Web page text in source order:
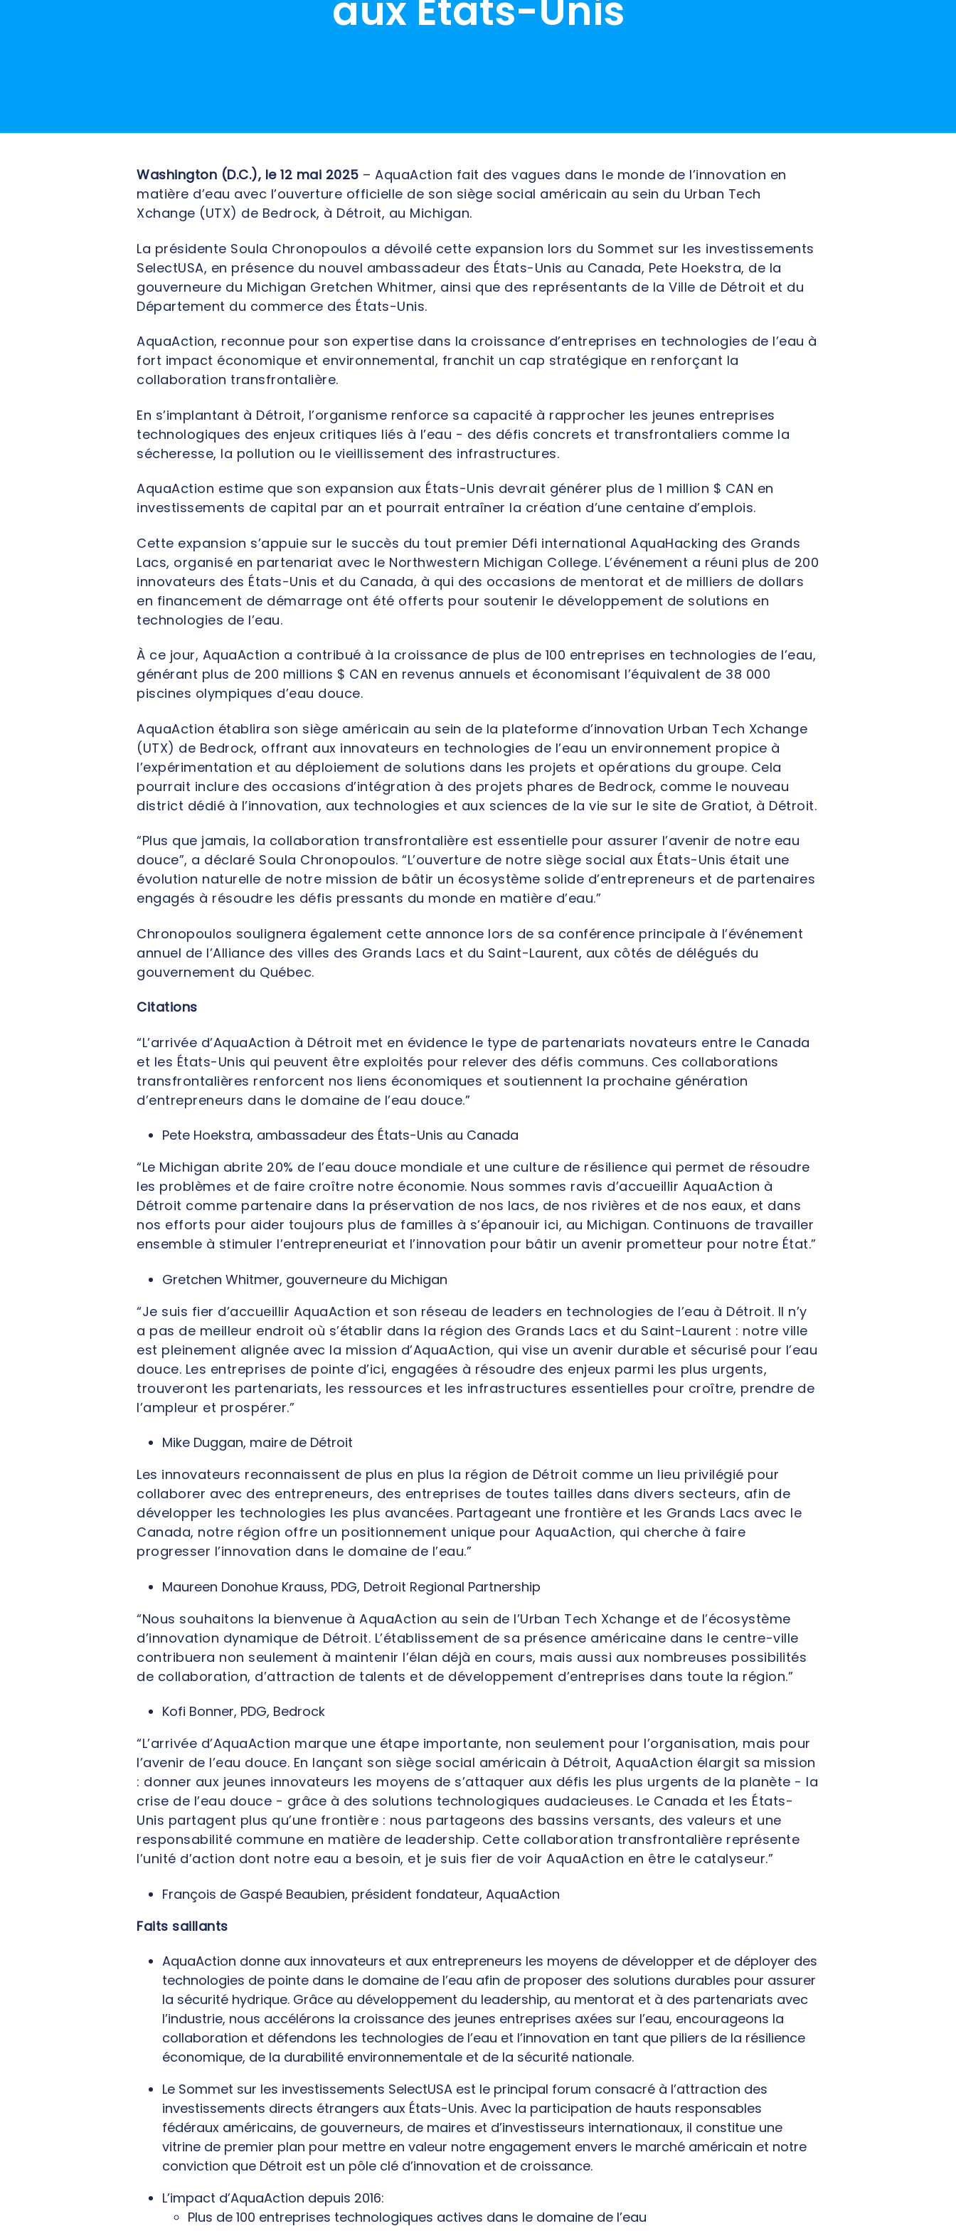
aux États-Unis
Washington (D.C.), le 12 mai 2025 – AquaAction fait des vagues dans le monde de l’innovation en
matière d’eau avec l’ouverture officielle de son siège social américain au sein du Urban Tech
Xchange (UTX) de Bedrock, à Détroit, au Michigan.
La présidente Soula Chronopoulos a dévoilé cette expansion lors du Sommet sur les investissements
SelectUSA, en présence du nouvel ambassadeur des États-Unis au Canada, Pete Hoekstra, de la
gouverneure du Michigan Gretchen Whitmer, ainsi que des représentants de la Ville de Détroit et du
Département du commerce des États-Unis.
AquaAction, reconnue pour son expertise dans la croissance d’entreprises en technologies de l’eau à
fort impact économique et environnemental, franchit un cap stratégique en renforçant la
collaboration transfrontalière.
En s’implantant à Détroit, l’organisme renforce sa capacité à rapprocher les jeunes entreprises
technologiques des enjeux critiques liés à l’eau - des défis concrets et transfrontaliers comme la
sécheresse, la pollution ou le vieillissement des infrastructures.
AquaAction estime que son expansion aux États-Unis devrait générer plus de 1 million $ CAN en
investissements de capital par an et pourrait entraîner la création d’une centaine d’emplois.
Cette expansion s’appuie sur le succès du tout premier Défi international AquaHacking des Grands
Lacs, organisé en partenariat avec le Northwestern Michigan College. L’événement a réuni plus de 200
innovateurs des États-Unis et du Canada, à qui des occasions de mentorat et de milliers de dollars
en financement de démarrage ont été offerts pour soutenir le développement de solutions en
technologies de l’eau.
À ce jour, AquaAction a contribué à la croissance de plus de 100 entreprises en technologies de l’eau,
générant plus de 200 millions $ CAN en revenus annuels et économisant l’équivalent de 38 000
piscines olympiques d’eau douce.
AquaAction établira son siège américain au sein de la plateforme d’innovation Urban Tech Xchange
(UTX) de Bedrock, offrant aux innovateurs en technologies de l’eau un environnement propice à
l’expérimentation et au déploiement de solutions dans les projets et opérations du groupe. Cela
pourrait inclure des occasions d’intégration à des projets phares de Bedrock, comme le nouveau
district dédié à l’innovation, aux technologies et aux sciences de la vie sur le site de Gratiot, à Détroit.
“Plus que jamais, la collaboration transfrontalière est essentielle pour assurer l’avenir de notre eau
douce”, a déclaré Soula Chronopoulos. “L’ouverture de notre siège social aux États-Unis était une
évolution naturelle de notre mission de bâtir un écosystème solide d’entrepreneurs et de partenaires
engagés à résoudre les défis pressants du monde en matière d’eau.”
Chronopoulos soulignera également cette annonce lors de sa conférence principale à l’événement
annuel de l’Alliance des villes des Grands Lacs et du Saint-Laurent, aux côtés de délégués du
gouvernement du Québec.
Citations
“L’arrivée d’AquaAction à Détroit met en évidence le type de partenariats novateurs entre le Canada
et les États-Unis qui peuvent être exploités pour relever des défis communs. Ces collaborations
transfrontalières renforcent nos liens économiques et soutiennent la prochaine génération
d’entrepreneurs dans le domaine de l’eau douce.”
Pete Hoekstra, ambassadeur des États-Unis au Canada
“Le Michigan abrite 20% de l’eau douce mondiale et une culture de résilience qui permet de résoudre
les problèmes et de faire croître notre économie. Nous sommes ravis d’accueillir AquaAction à
Détroit comme partenaire dans la préservation de nos lacs, de nos rivières et de nos eaux, et dans
nos efforts pour aider toujours plus de familles à s’épanouir ici, au Michigan. Continuons de travailler
ensemble à stimuler l’entrepreneuriat et l’innovation pour bâtir un avenir prometteur pour notre État.”
Gretchen Whitmer, gouverneure du Michigan
“Je suis fier d’accueillir AquaAction et son réseau de leaders en technologies de l’eau à Détroit. Il n’y
a pas de meilleur endroit où s’établir dans la région des Grands Lacs et du Saint-Laurent : notre ville
est pleinement alignée avec la mission d’AquaAction, qui vise un avenir durable et sécurisé pour l’eau
douce. Les entreprises de pointe d’ici, engagées à résoudre des enjeux parmi les plus urgents,
trouveront les partenariats, les ressources et les infrastructures essentielles pour croître, prendre de
l’ampleur et prospérer.”
Mike Duggan, maire de Détroit
Les innovateurs reconnaissent de plus en plus la région de Détroit comme un lieu privilégié pour
collaborer avec des entrepreneurs, des entreprises de toutes tailles dans divers secteurs, afin de
développer les technologies les plus avancées. Partageant une frontière et les Grands Lacs avec le
Canada, notre région offre un positionnement unique pour AquaAction, qui cherche à faire
progresser l’innovation dans le domaine de l’eau.”
Maureen Donohue Krauss, PDG, Detroit Regional Partnership
“Nous souhaitons la bienvenue à AquaAction au sein de l’Urban Tech Xchange et de l’écosystème
d’innovation dynamique de Détroit. L’établissement de sa présence américaine dans le centre-ville
contribuera non seulement à maintenir l’élan déjà en cours, mais aussi aux nombreuses possibilités
de collaboration, d’attraction de talents et de développement d’entreprises dans toute la région.”
Kofi Bonner, PDG, Bedrock
“L’arrivée d’AquaAction marque une étape importante, non seulement pour l’organisation, mais pour
l’avenir de l’eau douce. En lançant son siège social américain à Détroit, AquaAction élargit sa mission
: donner aux jeunes innovateurs les moyens de s’attaquer aux défis les plus urgents de la planète - la
crise de l’eau douce - grâce à des solutions technologiques audacieuses. Le Canada et les États-
Unis partagent plus qu’une frontière : nous partageons des bassins versants, des valeurs et une
responsabilité commune en matière de leadership. Cette collaboration transfrontalière représente
l’unité d’action dont notre eau a besoin, et je suis fier de voir AquaAction en être le catalyseur.”
François de Gaspé Beaubien, président fondateur, AquaAction
Faits saillants
AquaAction donne aux innovateurs et aux entrepreneurs les moyens de développer et de déployer des
technologies de pointe dans le domaine de l’eau afin de proposer des solutions durables pour assurer
la sécurité hydrique. Grâce au développement du leadership, au mentorat et à des partenariats avec
l’industrie, nous accélérons la croissance des jeunes entreprises axées sur l’eau, encourageons la
collaboration et défendons les technologies de l’eau et l’innovation en tant que piliers de la résilience
économique, de la durabilité environnementale et de la sécurité nationale.
Le Sommet sur les investissements SelectUSA est le principal forum consacré à l’attraction des
investissements directs étrangers aux États-Unis. Avec la participation de hauts responsables
fédéraux américains, de gouverneurs, de maires et d’investisseurs internationaux, il constitue une
vitrine de premier plan pour mettre en valeur notre engagement envers le marché américain et notre
conviction que Détroit est un pôle clé d’innovation et de croissance.
L’impact d’AquaAction depuis 2016:
Plus de 100 entreprises technologiques actives dans le domaine de l’eau